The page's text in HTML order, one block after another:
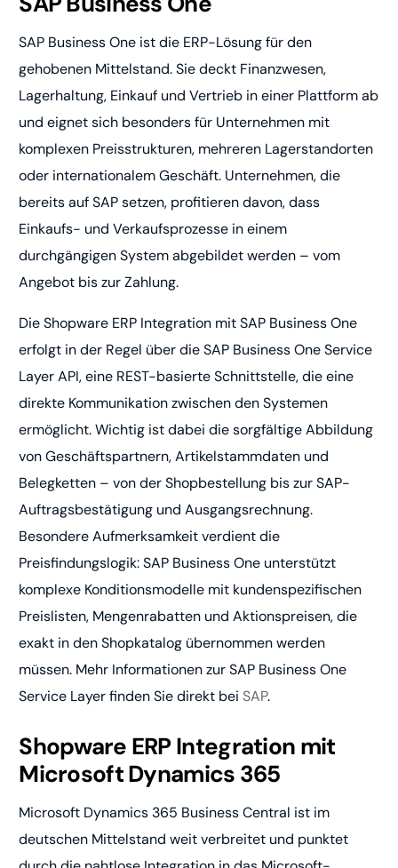
SAP Business One ist die ERP-Lösung für den
gehobenen Mittelstand. Sie deckt Finanzwesen,
Lagerhaltung, Einkauf und Vertrieb in einer Plattform ab
und eignet sich besonders für Unternehmen mit
komplexen Preisstrukturen, mehreren Lagerstandorten
oder internationalem Geschäft. Unternehmen, die
bereits auf SAP setzen, profitieren davon, dass
Einkaufs- und Verkaufsprozesse in einem
durchgängigen System abgebildet werden – vom
Angebot bis zur Zahlung.
Die Shopware ERP Integration mit SAP Business One
erfolgt in der Regel über die SAP Business One Service
Layer API, eine REST-basierte Schnittstelle, die eine
direkte Kommunikation zwischen den Systemen
ermöglicht. Wichtig ist dabei die sorgfältige Abbildung
von Geschäftspartnern, Artikelstammdaten und
Belegketten – von der Shopbestellung bis zur SAP-
Auftragsbestätigung und Ausgangsrechnung.
Besondere Aufmerksamkeit verdient die
Preisfindungslogik: SAP Business One unterstützt
komplexe Konditionsmodelle mit kundenspezifischen
Preislisten, Mengenrabatten und Aktionspreisen, die
exakt in den Shopkatalog übernommen werden
müssen. Mehr Informationen zur SAP Business One
Service Layer finden Sie direkt beiSAP.
Shopware ERP Integration mit
Microsoft Dynamics 365
Microsoft Dynamics 365 Business Central ist im
deutschen Mittelstand weit verbreitet und punktet